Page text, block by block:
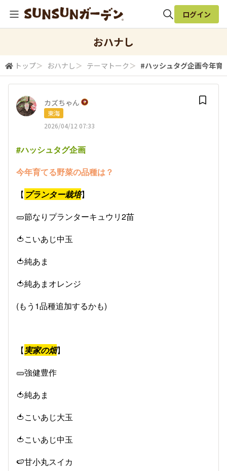
検索
ログイン
おハナし
トップ＞ おハナし ＞ テーマトーク ＞ #ハッシュタグ企画今年育
カズちゃん
東海
2026/04/12 07:33
#ハッシュタグ企画
今年育てる野菜の品種は？
【 ​プランター栽培】
🥒節なりプランターキュウリ2苗
🍅こいあじ中玉
🍅純あま
🍅純あまオレンジ
(もう1品種追加するかも)
【実家の畑】
🥒強健豊作
🍅純あま
🍅こいあじ大玉
🍅こいあじ中玉
🍉甘小丸スイカ